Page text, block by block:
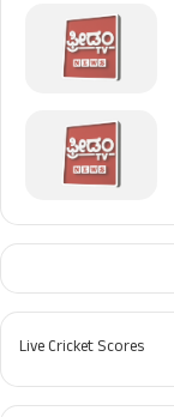
Live Cricket Scores